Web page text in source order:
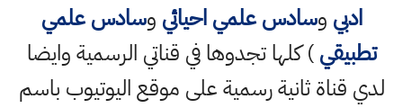
ادبي وسادس علمي احيائي وسادس علمي
تطبيقي) كلها تجدوها في قناتي الرسمية وايضا
لدي قناة ثانية رسمية على موقع اليوتيوب باسم